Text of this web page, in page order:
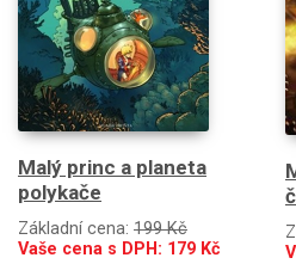
Malý princ a planeta
polykače
Základní cena: 199 Kč
Vaše cena s DPH: 179 Kč